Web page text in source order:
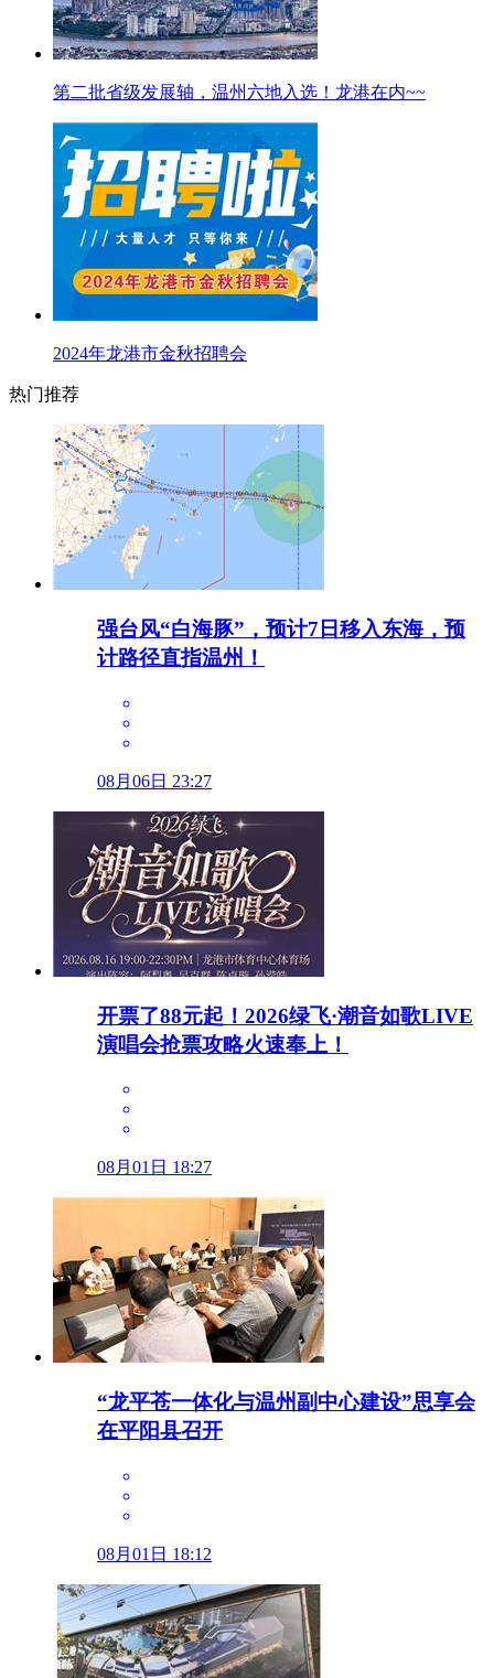
第二批省级发展轴，温州六地入选！龙港在内~~
2024年龙港市金秋招聘会
热门推荐
强台风“白海豚”，预计7日移入东海，预
计路径直指温州！
08月06日 23:27
开票了88元起！2026绿飞·潮音如歌LIVE
演唱会抢票攻略火速奉上！
08月01日 18:27
“龙平苍一体化与温州副中心建设”思享会
在平阳县召开
08月01日 18:12